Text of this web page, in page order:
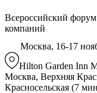
Всероссийский
компаний
Москва, 16-17
Hilton Garden Inn
Москва, Верхняя
Красносельская (7